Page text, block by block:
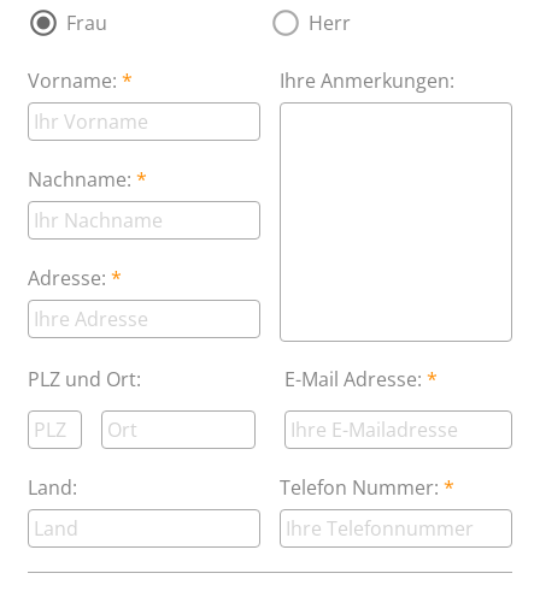
Frau
Herr
Vorname:
Nachname:
Adresse:
Ihre Anmerkungen:
PLZ und Ort: E-Mail Adresse:
Land: Telefon Nummer: